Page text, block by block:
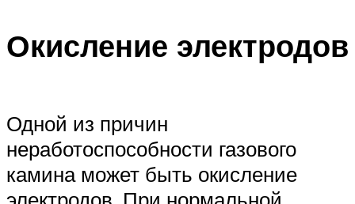
Окисление электродов
Одной из причин
неработоспособности газового
камина может быть окисление